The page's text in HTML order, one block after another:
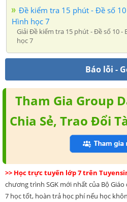
Đề kiểm tra 15 phút - Đề số
Hình học 7
Giải Đề kiểm tra 15 phút - Đề số 10 -
học 7
Báo lỗi -
Tham Gia Group
Chia Sẻ, Trao Đổi
>> Học trực tuyến lớp 7 trên
chương trình SGK mới nhất của Bộ
7 học tốt, hoàn trả học phí nếu học